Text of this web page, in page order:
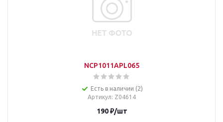
NCP1011APL065
Есть в наличии (2)
Артикул: Z04614
190₽/шт